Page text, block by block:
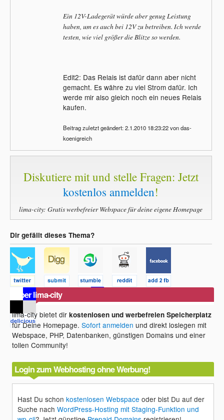
Ein 12V-Ladegerät würde aber genug Leistung
haben, um es auch bei 12V zu betreiben. Ich werde
testen, wie viel größer die Blitze so werden.
Edit2: Das Relais ist dafür dann aber nicht
gemacht. Es währe zu viel Strom dafür. Ich
werde mir also gleich noch ein neues Relais
kaufen.
Beitrag zuletzt geändert: 2.1.2010 18:23:22 von das-
koenigreich
Diskutiere mit und stelle Fragen: Jetzt
kostenlos anmelden!
lima-city: Gratis werbefreier Webspace für deine eigene Homepage
Dir gefällt dieses Thema?
Über lima-city
lima-city bietet dirkostenlosen und werbefreien Speicherplatz
für Deine Homepage.Sofort anmelden und direkt loslegen mit
Webspace, PHP, Datenbanken, günstigen Domains und einer
tollen Community!
Login zum Webhosting ohne Werbung!
Hast Du schonkostenlosen Webspace oder bist Du auf der
Suche nachWordPress-Hosting mit Staging-Funktion und